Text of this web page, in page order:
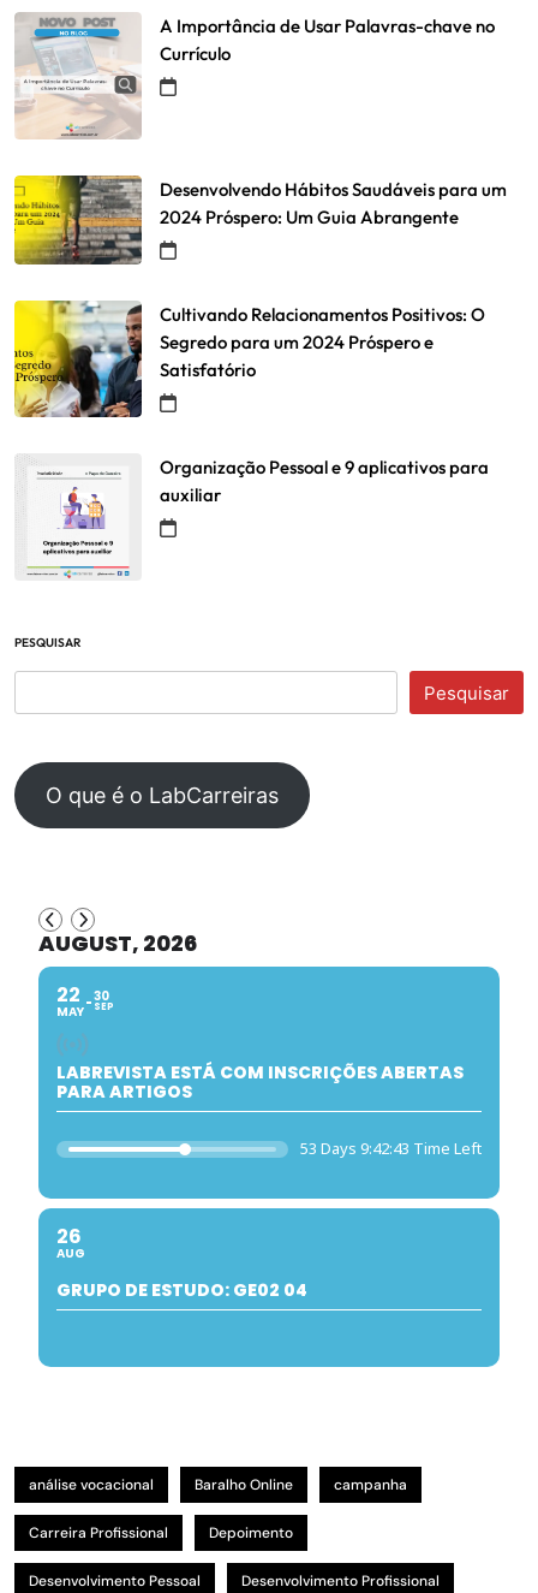
A Importância de Usar Palavras-chave no
Currículo
Desenvolvendo Hábitos Saudáveis para um
2024 Próspero: Um Guia Abrangente
Cultivando Relacionamentos Positivos: O
Segredo para um 2024 Próspero e
Satisfatório
Organização Pessoal e 9 aplicativos para
auxiliar
PESQUISAR
Pesquisar
O que é o LabCarreiras
AUGUST, 2026
22
MAY
30
SEP
LABREVISTA ESTÁ COM INSCRIÇÕES ABERTAS
PARA ARTIGOS
53 Days 9:42:43 Time Left
26
AUG
GRUPO DE ESTUDO: GE02 04
análise vocacional Baralho Online campanha
Carreira Profissional Depoimento
Desenvolvimento Pessoal Desenvolvimento Profissional